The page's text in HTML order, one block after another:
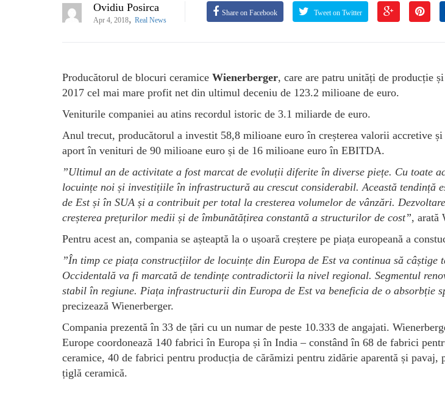
Ovidiu Posirca
Apr 4, 2018, Real News
Share on Facebook Tweet on Twitter
Producătorul de blocuri ceramice Wienerberger, care are patru unități de producție
2017 cel mai mare profit net din ultimul deceniu de 123.2 milioane de euro.
Veniturile companiei au atins recordul istoric de 3.1 miliarde de euro.
Anul trecut, producătorul a investit 58,8 milioane euro în creșterea valorii accretive
aport în venituri de 90 milioane euro și de 16 milioane euro în EBITDA.
”Ultimul an de activitate a fost marcat de evoluții diferite în diverse piețe. Cu toate
locuințe noi și investițiile în infrastructură au crescut considerabil. Această tendință
de Est și în SUA și a contribuit per total la cresterea volumelor de vânzări.
creșterea prețurilor medii și de îmbunătățirea constantă a structurilor de cost”, arată
Pentru acest an, compania se așteaptă la o ușoară creștere pe piața europeană a
”În timp ce piața construcțiilor de locuințe din Europa de Est va continua să câștige
Occidentală va fi marcată de tendințe contradictorii la nivel regional. Segmentul
stabil în regiune. Piața infrastructurii din Europa de Est va beneficia de o absorbție
precizează Wienerberger.
Compania prezentă în 33 de țări cu un numar de peste 10.333 de angajati.
Europe coordonează 140 fabrici în Europa și în India – constând în 68 de fabrici
ceramice, 40 de fabrici pentru producția de cărămizi pentru zidărie aparentă și pavaj,
țiglă ceramică.